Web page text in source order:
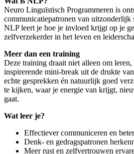
Neuro Linguïstisch Programmeren is
communicatiepatronen van uitzonderlijk
NLP leert je hoe je invloed krijgt op je
zelfverzekerder in het leven en
Meer dan een training
Deze training draait niet alleen om
inspirerende mini-break uit de drukte
echte gesprekken én natuurlijk goed
te kijken, waar je energie van krijgt,
gaat.
Wat leer je?
Effectiever communiceren en
Denk- en gedragspatronen
Meer rust en zelfvertrouwen